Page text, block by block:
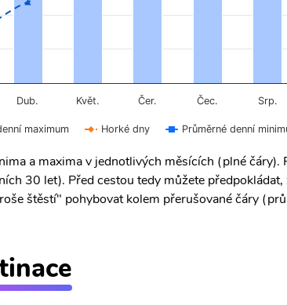
maximum Horké dny Průměrné denní
Dub. Květ. Čer. Čec. Srp.
a maxima v jednotlivých měsících (plné
30 let). Před cestou tedy můžete
štěstí" pohybovat kolem přerušované čáry